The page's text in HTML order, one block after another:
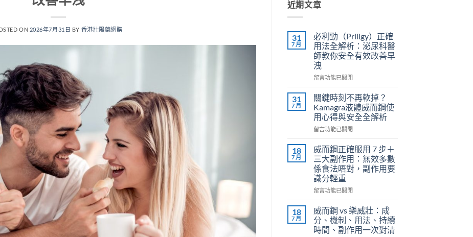
ON 2026年7月31日 BY 香港壯陽藥網購
近期文章
31
7 月
必利勁（Priligy）正確
用法全解析：泌尿科醫
師教你安全有效改善早
洩
在
利
勁
（Priligy）
正
確
法
全
解
析：
泌
尿
醫
師
教
你
留言功能已關閉
31
7 月
關鍵時刻不再軟掉？
Kamagra液體威而鋼使
用心得與安全全解析
在
鍵
時
刻
不
再
軟
Kamagra
液
體
威
留言功能已關閉
18
7 月
威而鋼正確服用 7 步＋
三大副作用：無效多數
係食法唔對，副作用要
識分輕重
在
而
鋼
正
確
留言功能已關閉
18
7 月
威而鋼 vs 樂威壯：成
分、機制、用法、持續
時間、副作用一次對清